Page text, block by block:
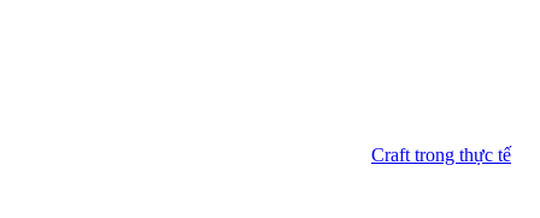
Craft trong thực tế